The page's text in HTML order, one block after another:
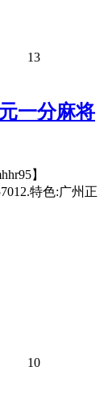
13
一分麻将
】
特色:广州正
10